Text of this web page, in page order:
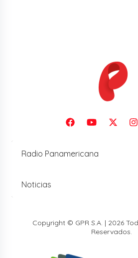
Radio Panamericana
Noticias
Copyright © GPR S.A. | 2026
Reservados.